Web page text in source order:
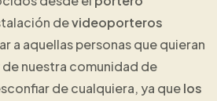
devideoporteros
a aquellas personas que quieran
nuestra comunidad de
de cualquiera, ya quelos